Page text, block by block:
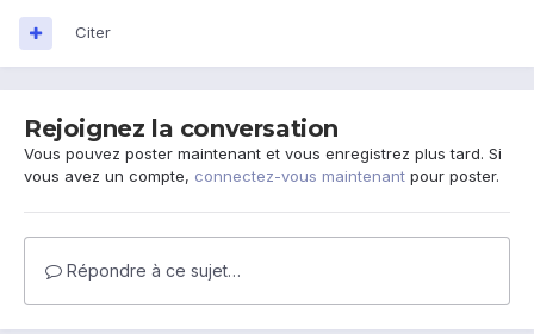
Citer
Rejoignez la conversation
Vous pouvez poster maintenant et vous enregistrez plus tard. Si
vous avez un compte, connectez-vous maintenant pour poster.
Répondre à ce sujet…